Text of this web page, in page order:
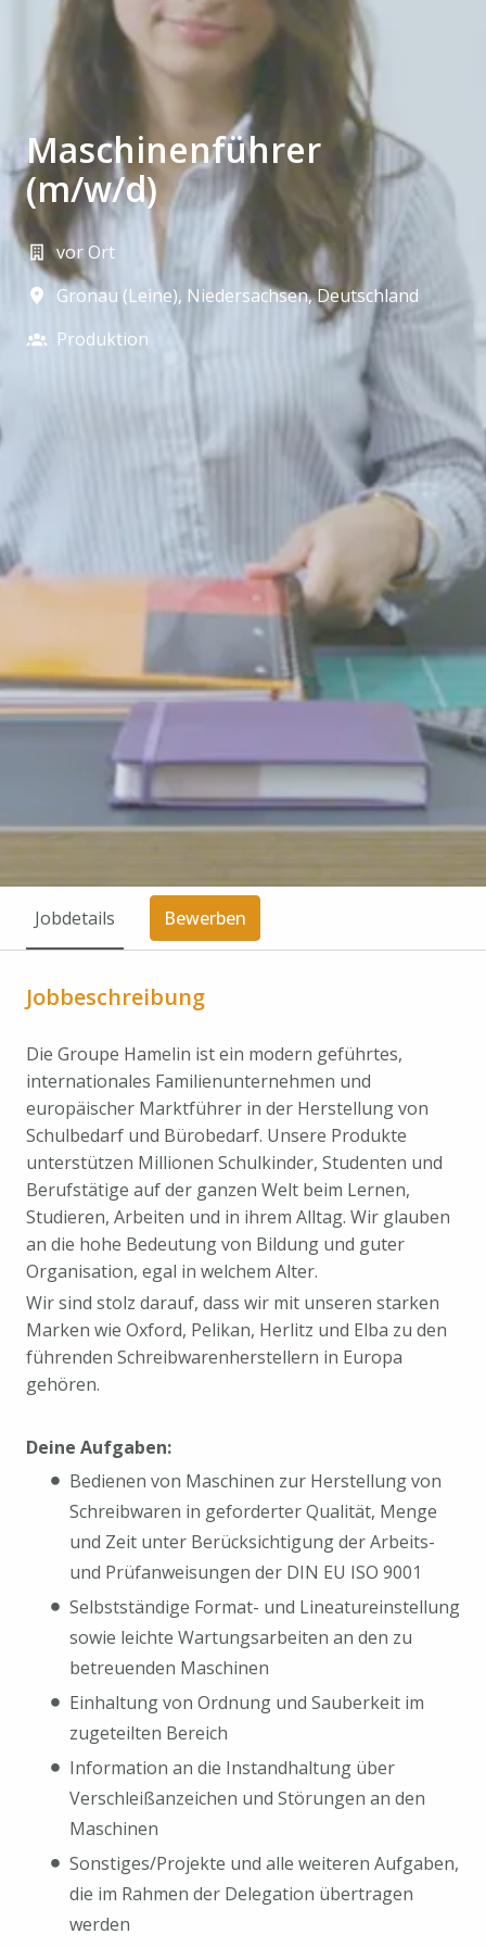
Maschinenführer
(m/w/d)
vor Ort
Gronau (Leine), Niedersachsen,Deutschland
Produktion
Jobdetails Bewerben
Jobbeschreibung
Die Groupe Hamelin ist ein modern geführtes,
internationales Familien­unternehmen und
europäischer Marktführer in der Herstellung von
Schulbedarf und Bürobedarf. Unsere Produkte
unterstützen Millionen Schulkinder, Studenten und
Berufstätige auf der ganzen Welt beim Lernen,
Studieren, Arbeiten und in ihrem Alltag. Wir glauben
an die hohe Bedeutung von Bildung und guter
Organisation, egal in welchem Alter.
Wir sind stolz darauf, dass wir mit unseren starken
Marken wie Oxford, Pelikan, Herlitz und Elba zu den
führenden Schreibwarenherstellern in Europa
gehören.
Deine Aufgaben:
Bedienen von Maschinen zur Herstellung von
Schreibwaren in geforderter Qualität, Menge
und Zeit unter Berücksichtigung der Arbeits-
und Prüfanweisungen der DIN EU ISO 9001
Selbstständige Format- und Lineatureinstellung
sowie leichte Wartungsarbeiten an den zu
betreuenden Maschinen
Einhaltung von Ordnung und Sauberkeit im
zugeteilten Bereich
Information an die Instandhaltung über
Verschleißanzeichen und Störungen an den
Maschinen
Sonstiges/Projekte und alle weiteren Aufgaben,
die im Rahmen der Delegation übertragen
werden